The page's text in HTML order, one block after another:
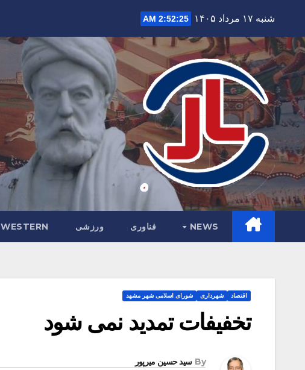
content
شنبه ۱۷ مرداد ۱۴۰۵ 2:52:26 AM
NEWS فناوری ورزشی WESTERN
اقتصاد شهرداری شورای اسلامی شهر مشهد
تخفیفات تمدید نمی شود
By سید حسین میرپور